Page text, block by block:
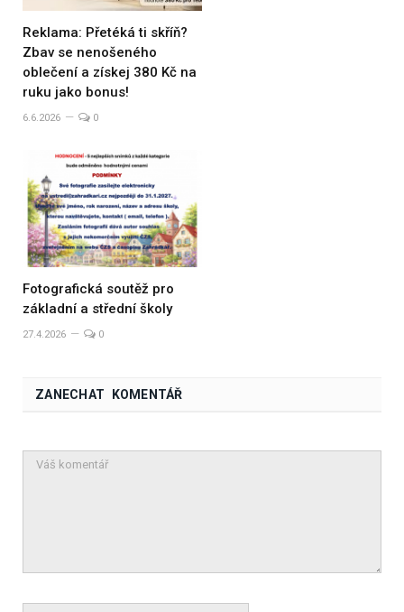
Reklama: Přetéká ti skříň?
Zbav se nenošeného
oblečení a získej 380 Kč na
ruku jako bonus!
6.6.2026 0
Fotografická soutěž pro
základní a střední školy
27.4.2026 0
ZANECHAT KOMENTÁŘ